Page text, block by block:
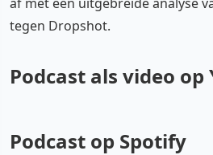
tegen Dropshot.
Podcast als video op
Podcast op Spotify